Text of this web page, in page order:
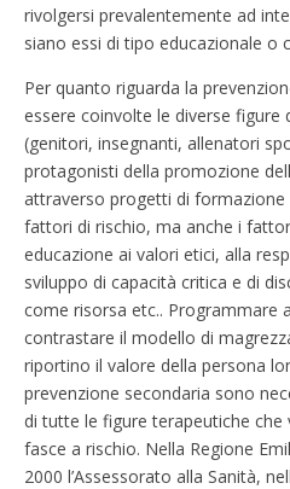
rivolgersi prevalentemente ad
siano essi di tipo educazionale o
Per quanto riguarda la
essere coinvolte le diverse figure
(genitori, insegnanti, allenatori
protagonisti della promozione
attraverso progetti di formazione
fattori di rischio, ma anche i
educazione ai valori etici, alla
sviluppo di capacità critica e di
come risorsa etc.. Programmare
contrastare il modello di
riportino il valore della persona
prevenzione secondaria sono
di tutte le figure terapeutiche
fasce a rischio. Nella Regione
2000 l’Assessorato alla Sanità,